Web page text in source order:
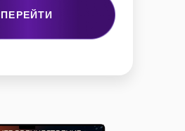
ПЕРЕЙТИ